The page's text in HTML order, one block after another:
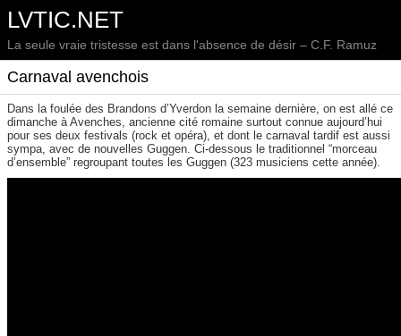
LVTIC.NET
La seule vraie tristesse est dans l'absence de désir – C.F. Ramuz
Carnaval avenchois
Dans la foulée des Brandons d’Yverdon la semaine dernière, on est allé ce
dimanche à Avenches, ancienne cité romaine surtout connue aujourd’hui
pour ses deux festivals (rock et opéra), et dont le carnaval tardif est aussi
sympa, avec de nouvelles Guggen. Ci-dessous le traditionnel “morceau
d’ensemble” regroupant toutes les Guggen (323 musiciens cette année).